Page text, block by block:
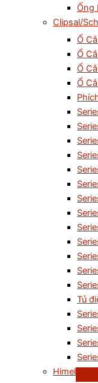
Ống
Clipsal/
Ổ
Ổ
Ổ
Ổ
Tủ
Himel